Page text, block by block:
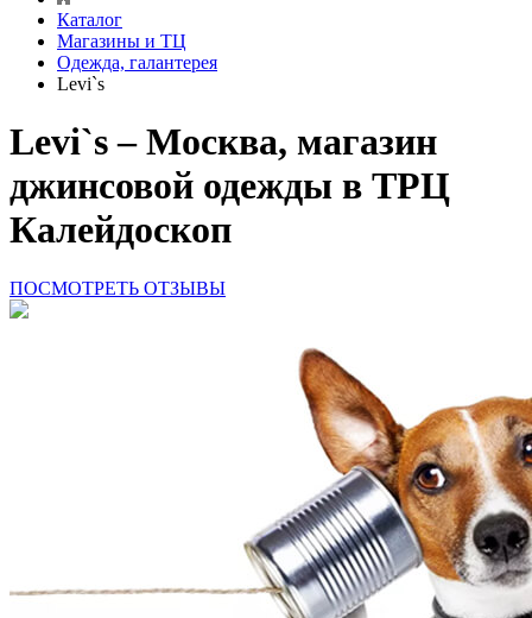
Каталог
Магазины и ТЦ
Одежда, галантерея
Levi`s
Levi`s – Москва, магазин
джинсовой одежды в ТРЦ
Калейдоскоп
ПОСМОТРЕТЬ ОТЗЫВЫ